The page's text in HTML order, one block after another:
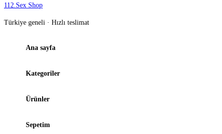
112.Sex Shop
Türkiye geneli · Hızlı teslimat
Ana sayfa
Kategoriler
Ürünler
Sepetim